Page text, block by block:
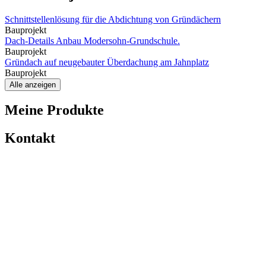
Schnittstellenlösung für die Abdichtung von Gründächern
Bauprojekt
Dach-Details Anbau Modersohn-Grundschule.
Bauprojekt
Gründach auf neugebauter Überdachung am Jahnplatz
Bauprojekt
Alle anzeigen
Meine Produkte
Kontakt